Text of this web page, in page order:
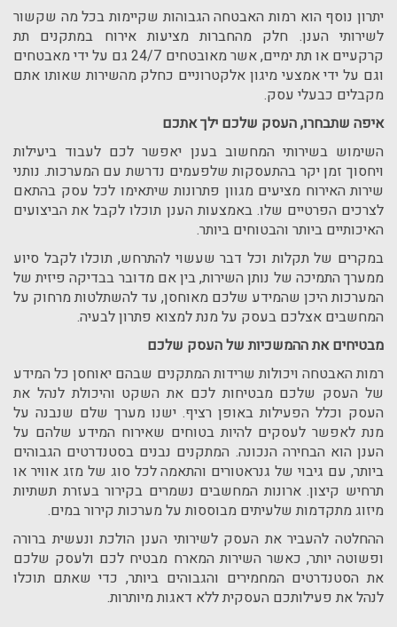
יתרון נוסף הוא רמות האבטחה הגבוהות שקיימות בכל מה שקשור
לשירותי הענן. חלק מהחברות מציעות אירוח במתקנים תת
קרקעיים או תת ימיים, אשר מאובטחים 24/7 גם על ידי מאבטחים
וגם על ידי אמצעי מיגון אלקטרוניים כחלק מהשירות שאותו אתם
מקבלים כבעלי עסק.
איפה שתבחרו, העסק שלכם ילך אתכם
השימוש בשירותי המחשוב בענן יאפשר לכם לעבוד ביעילות
ויחסוך זמן יקר בהתעסקות שלפעמים נדרשת עם המערכות. נותני
שירות האירוח מציעים מגוון פתרונות שיתאימו לכל עסק בהתאם
לצרכים הפרטיים שלו. באמצעות הענן תוכלו לקבל את הביצועים
האיכותיים ביותר והבטוחים ביותר.
במקרים של תקלות וכל דבר שעשוי להתרחש, תוכלו לקבל סיוע
ממערך התמיכה של נותן השירות, בין אם מדובר בבדיקה פיזית של
המערכות היכן שהמידע שלכם מאוחסן, עד להשתלטות מרחוק על
המחשבים אצלכם בעסק על מנת למצוא פתרון לבעיה.
מבטיחים את ההמשכיות של העסק שלכם
רמות האבטחה ויכולות שרידות המתקנים שבהם יאוחסן כל המידע
של העסק שלכם מבטיחות לכם את השקט והיכולת לנהל את
העסק וכלל הפעילות באופן רציף. ישנו מערך שלם שנבנה על
מנת לאפשר לעסקים להיות בטוחים שאירוח המידע שלהם על
הענן הוא הבחירה הנכונה. המתקנים נבנים בסטנדרטים הגבוהים
ביותר, עם גיבוי של גנראטורים והתאמה לכל סוג של מזג אוויר או
תרחיש קיצון. ארונות המחשבים נשמרים בקירור בעזרת תשתיות
מיזוג מתקדמות שלעיתים מבוססות על מערכות קירור במים.
ההחלטה להעביר את העסק לשירותי הענן הולכת ונעשית ברורה
ופשוטה יותר, כאשר השירות המארח מבטיח לכם ולעסק שלכם
את הסטנדרטים המחמירים והגבוהים ביותר, כדי שאתם תוכלו
לנהל את פעילותכם העסקית ללא דאגות מיותרות.